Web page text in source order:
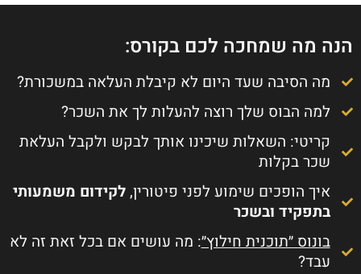
הנה מה שמחכה לכם בקורס:
מה הסיבה שעד היום לא קיבלת העלאה במשכורת?
למה הבוס שלך רוצה להעלות לך את השכר?
קריטי: השאלות שיכינו אותך לבקש ולקבל העלאת
שכר בקלות
איך הופכים שימוע לפני פיטורין,לקידום משמעותי
בתפקיד ובשכר
בונוס ״תוכנית חילוץ״: מה עושים אם בכל זאת זה לא
עבד?